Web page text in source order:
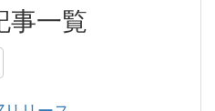
事一覧